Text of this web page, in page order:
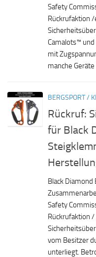
Safety
Rückrufaktion
Camalots™
mit
manche
BERGSPORT /
Rückruf:
für Black
Black Diamond
Safety
Rückrufaktion
vom Besitzer
unterliegt.